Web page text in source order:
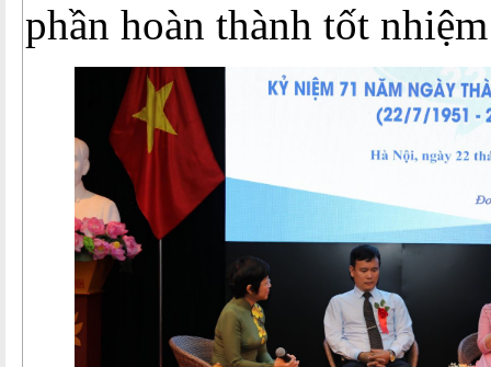
phần hoàn thành tốt